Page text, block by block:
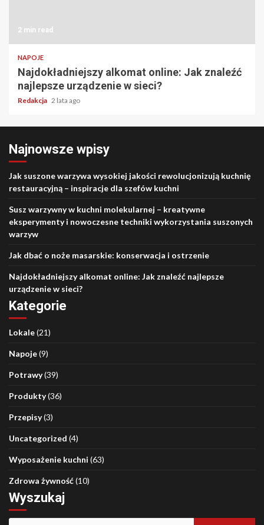
2 min read
NAPOJE
Najdokładniejszy alkomat online: Jak znaleźć
najlepsze urządzenie w sieci?
Redakcja 2 lata ago
Najnowsze wpisy
Jak suszone warzywa wysokiej jakości rewolucjonizują kuchnię
restauracyjną – inspiracje dla szefów kuchni
Susz warzywny w kuchni molekularnej – kreatywne
eksperymenty i nowoczesne techniki wykorzystania suszonych
warzyw
Jak dbać o noże masarskie: konserwacja i ostrzenie
Najdokładniejszy alkomat online: Jak znaleźć najlepsze
urządzenie w sieci?
Kategorie
Lokale(21)
Napoje(9)
Potrawy(39)
Produkty(36)
Przepisy(3)
Uncategorized (4)
Wyposażenie kuchni (63)
Zdrowa żywność(10)
Wyszukaj